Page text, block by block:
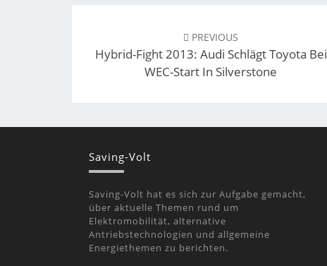
Post
PREVIOUS
Hybrid-Fight 2013: Audi Schlägt Toyota Bei
WEC-Start In Silverstone
Saving-Volt
Saving-Volt hat es sich zur Aufgabe gemacht,
über aktuelle Themen rund um
Elektromobilität, alternative
Antriebstechnologien und allgemeine
Energiethemen zu berichten.